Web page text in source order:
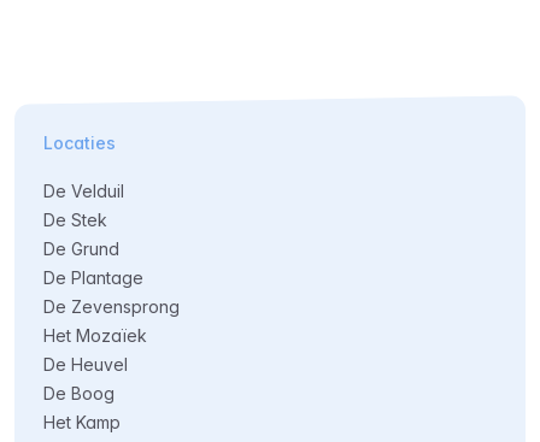
Locaties
De Velduil
De Stek
De Grund
De Plantage
De Zevensprong
Het Mozaïek
De Heuvel
De Boog
Het Kamp